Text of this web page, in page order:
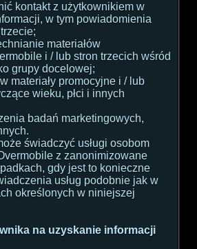
kontakt z użytkownikiem w
w tym powiadomienia
materiałów
i / lub stron trzecich wśród
grupy docelowej;
materiały promocyjne i / lub
wieku, płci i innych
badań marketingowych,
świadczyć usługi osobom
z zanonimizowane
gdy jest to konieczne
usług podobnie jak w
określonych w niniejszej
na uzyskanie informacji